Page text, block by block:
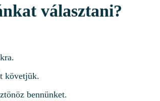
választani?
követjük.
bennünket.